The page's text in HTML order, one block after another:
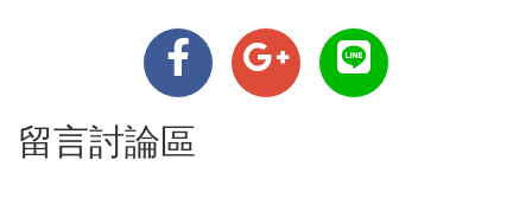
留言討論區